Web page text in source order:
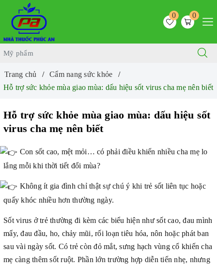
0
0
Trang chủ
Cẩm nang sức khỏe
Hỗ trợ sức khỏe mùa giao mùa: dấu hiệu sốt virus cha mẹ nên biết
Hỗ trợ sức khỏe mùa giao mùa: dấu hiệu sốt
virus cha mẹ nên biết
Con sốt cao, mệt mỏi… có phải điều khiến nhiều cha mẹ lo
lắng mỗi khi thời tiết đổi mùa?
Không ít gia đình chỉ thật sự chú ý khi trẻ sốt liên tục hoặc
quấy khóc nhiều hơn thường ngày.
Sốt virus ở trẻ thường đi kèm các biểu hiện như sốt cao, đau mình
mẩy, đau đầu, ho, chảy mũi, rối loạn tiêu hóa, nôn hoặc phát ban
sau vài ngày sốt. Có trẻ còn đỏ mắt, sưng hạch vùng cổ khiến cha
mẹ càng thêm sốt ruột. Phần lớn trường hợp diễn tiến nhẹ, nhưng